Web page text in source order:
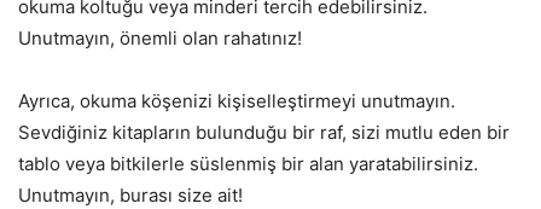
okuma koltuğu veya minderi tercih edebilirsiniz.
Unutmayın, önemli olan rahatınız!
Ayrıca, okuma köşenizi kişiselleştirmeyi unutmayın.
Sevdiğiniz kitapların bulunduğu bir raf, sizi mutlu eden bir
tablo veya bitkilerle süslenmiş bir alan yaratabilirsiniz.
Unutmayın, burası size ait!